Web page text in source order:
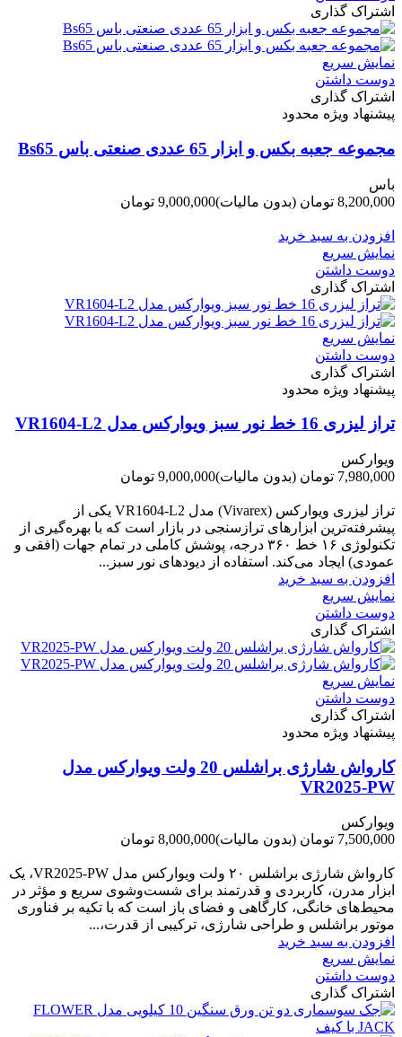
اشتراک گذاری
نمایش سریع
دوست داشتن
اشتراک گذاری
پیشنهاد ویژه محدود
مجموعه جعبه بکس و ابزار 65 عددی صنعتی باس Bs65
باس
8,200,000 تومان
(بدون مالیات)9,000,000 تومان
افزودن به سبد خرید
نمایش سریع
دوست داشتن
اشتراک گذاری
نمایش سریع
دوست داشتن
اشتراک گذاری
پیشنهاد ویژه محدود
تراز لیزری 16 خط نور سبز ویوارکس مدل VR1604-L2
ویوارکس
7,980,000 تومان
(بدون مالیات)9,000,000 تومان
تراز لیزری ویوارکس (Vivarex) مدل VR1604-L2 یکی از
پیشرفته‌ترین ابزارهای ترازسنجی در بازار است که با بهره‌گیری از
تکنولوژی ۱۶ خط ۳۶۰ درجه، پوشش کاملی در تمام جهات (افقی و
عمودی) ایجاد می‌کند. استفاده از دیودهای نور سبز...
افزودن به سبد خرید
نمایش سریع
دوست داشتن
اشتراک گذاری
نمایش سریع
دوست داشتن
اشتراک گذاری
پیشنهاد ویژه محدود
کارواش شارژی براشلس 20 ولت ویوارکس مدل
VR2025-PW
ویوارکس
7,500,000 تومان
(بدون مالیات)8,000,000 تومان
کارواش شارژی براشلس ۲۰ ولت ویوارکس مدل VR2025-PW، یک
ابزار مدرن، کاربردی و قدرتمند برای شست‌وشوی سریع و مؤثر در
محیط‌های خانگی، کارگاهی و فضای باز است که با تکیه بر فناوری
موتور براشلس و طراحی شارژی، ترکیبی از قدرت،...
افزودن به سبد خرید
نمایش سریع
دوست داشتن
اشتراک گذاری